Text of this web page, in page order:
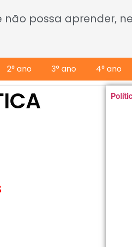
possa aprender,
2° ano 3° ano 4° ano